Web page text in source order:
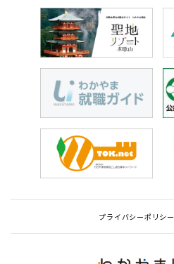
プライバシーポリシー